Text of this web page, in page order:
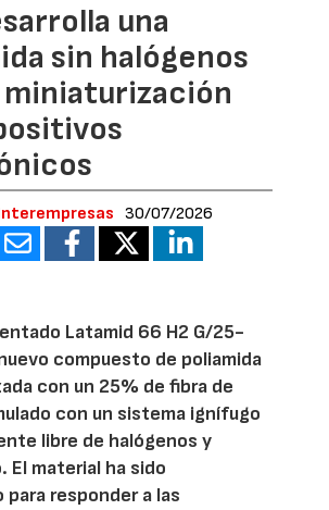
una
sin halógenos
miniaturización
30/07/2026
Latamid 66 H2 G/25-
compuesto de poliamida
con un 25% de fibra de
con un sistema ignífugo
libre de halógenos y
El material ha sido
para responder a las